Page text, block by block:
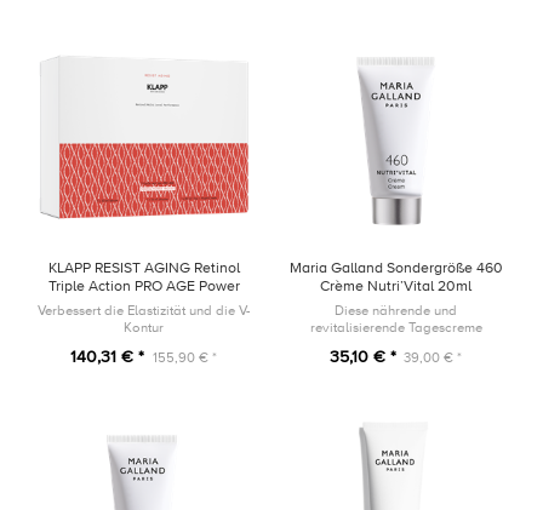
KLAPP RESIST AGING Retinol
Triple Action PRO AGE Power
Trio SET
Verbessert die Elastizität und die V-
Kontur
140,31 € * 155,90 € *
Maria Galland Sondergröße 460
Crème Nutri’Vital 20ml
Diese nährende und
revitalisierende Tagescreme
weichen und reichhaltigen Textur.
35,10 € * 39,00 € *